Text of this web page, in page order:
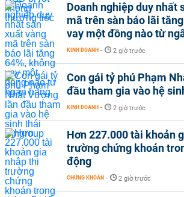
Doanh nghiệp duy nhất
mã trên sàn báo lãi
vay một đồng nào từ
KINH DOANH - 2 giờ trước
Con gái tỷ phú Phạm
đầu tham gia vào hệ
KINH DOANH - 2 giờ trước
Hơn 227.000 tài khoản
trường chứng khoán
động
CHỨNG KHOÁN - 2 giờ trước